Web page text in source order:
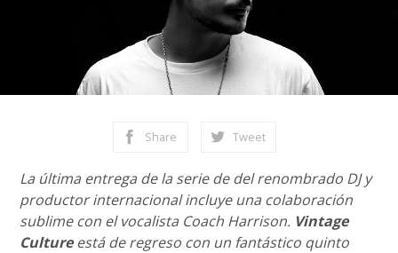
Share Tweet
La última entrega de la serie de del renombrado DJ y
productor internacional incluye una colaboración
sublime con el vocalista Coach Harrison. Vintage
Cultureestá de regreso con un fantástico quinto